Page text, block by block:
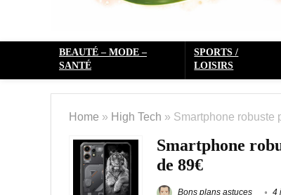
BEAUTÉ – MODE –
SANTÉ
SPORTS /
LOISIRS
Home » High Tech » Smartphone robuste
Smartphone
de 89€
Bons plans astuces 4